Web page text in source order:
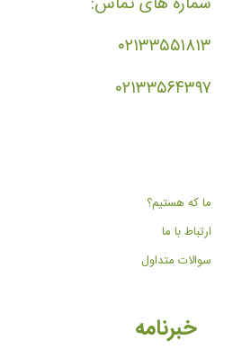
۰۲۱۳۳۵۵۱۸۱۳
۰۲۱۳۳۵۶۴۳۹۷
ما که هستیم؟
ارتباط با ما
سوالات متداول
خبرنامه